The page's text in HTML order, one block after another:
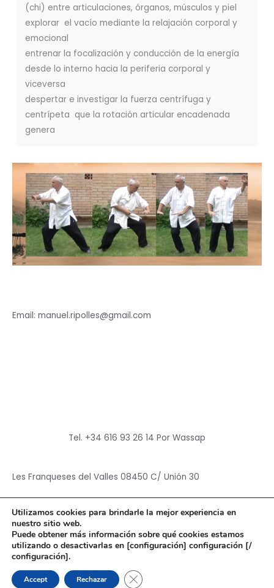
(chi) entre articulaciones, órganos, músculos y piel
explorar el vacío mediante la relajación corporal y
emocional
entrenar la focalización y conducción de la energía
desde lo interno hacia la periferia corporal y
viceversa
despertar e investigar la fuerza centrífuga y
centrípeta que la rotación articular encadenada
genera
Email: manuel.ripolles@gmail.com
Tel. +34 616 93 26 14 Por Wassap
Les Franqueses del Valles 08450 C/ Unión 30
Copyright © 2026Hun Yuan Chen
Powered byHun Yuan Chen
Utilizamos cookies para brindarle la mejor experiencia en
nuestro sitio web.
Puede obtener más información sobre qué cookies estamos
utilizando o desactivarlas en [configuración] configuración [/
configuración].
Accept Rechazar CERRAR EL BANNER DE